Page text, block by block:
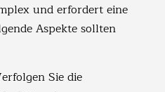
und erfordert eine
Aspekte sollten
Sie die